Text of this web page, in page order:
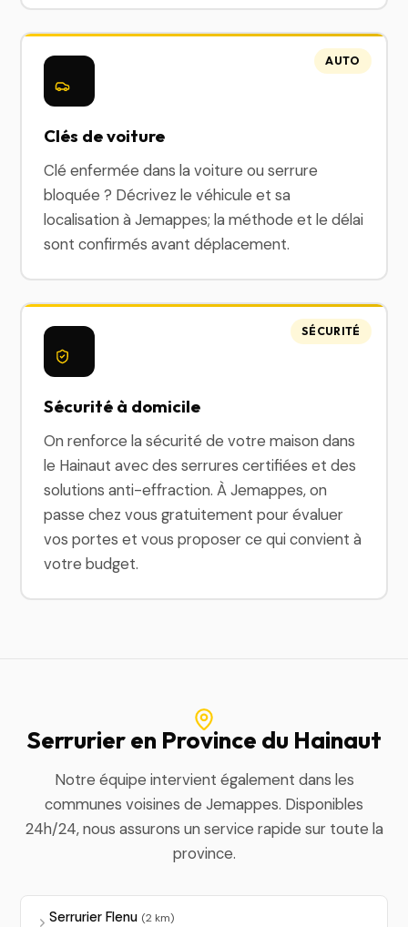
Clés de voiture
Clé enfermée dans la voiture ou serrure
bloquée ? Décrivez le véhicule et sa
localisation à Jemappes; la méthode et le délai
sont confirmés avant déplacement.
AUTO
Sécurité à domicile
On renforce la sécurité de votre maison dans
le Hainaut avec des serrures certifiées et des
solutions anti-effraction. À Jemappes, on
passe chez vous gratuitement pour évaluer
vos portes et vous proposer ce qui convient à
votre budget.
SÉCURITÉ
Serrurier en Province du Hainaut
Notre équipe intervient également dans les
communes voisines de Jemappes. Disponibles
24h/24, nous assurons un service rapide sur toute la
province.
Serrurier Flenu (2 km)